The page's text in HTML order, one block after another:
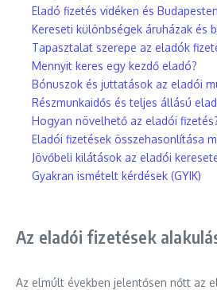
Eladó fizetés vidéken és Budapesten
Kereseti különbségek áruházak és
Tapasztalat szerepe az eladók
Mennyit keres egy kezdő eladó?
Bónuszok és juttatások az eladói
Részmunkaidős és teljes állású
Hogyan növelhető az eladói
Eladói fizetések összehasonlítása
Jövőbeli kilátások az eladói
Gyakran ismételt kérdések (GYIK)
Az eladói fizetések
Az elmúlt években jelentősen nőtt az